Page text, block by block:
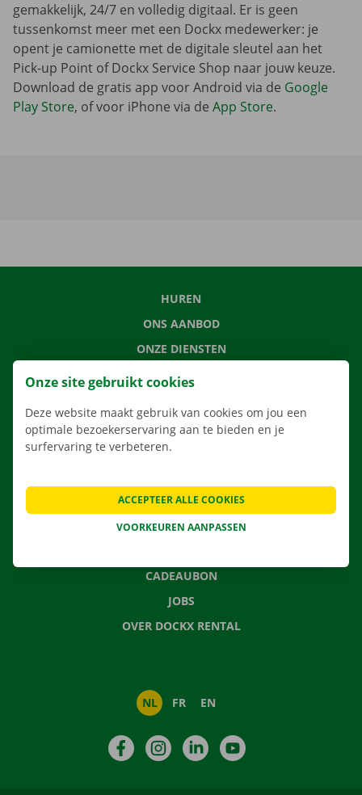
gemakkelijk, 24/7 en volledig digitaal. Er is geen
tussenkomst meer met een Dockx medewerker: je
opent je camionette met de digitale sleutel aan het
Pick-up Point of Dockx Service Shop naar jouw keuze.
Download de gratis app voor Android via de Google
Play Store, of voor iPhone via de App Store.
HUREN
ONS AANBOD
ONZE DIENSTEN
LOCATIES
VERHUISOPLOSSINGEN
CONTACTEER ONS
VEELGESTELDE VRAGEN
CADEAUBON
JOBS
OVER DOCKX RENTAL
NL FR EN
FacebookInstagramLinkedIn
Onze site gebruikt cookies
Deze website maakt gebruik van cookies om jou een
optimale bezoekerservaring aan te bieden en je
surfervaring te verbeteren.
VOORKEUREN AANPASSEN
ACCEPTEER ALLE COOKIES